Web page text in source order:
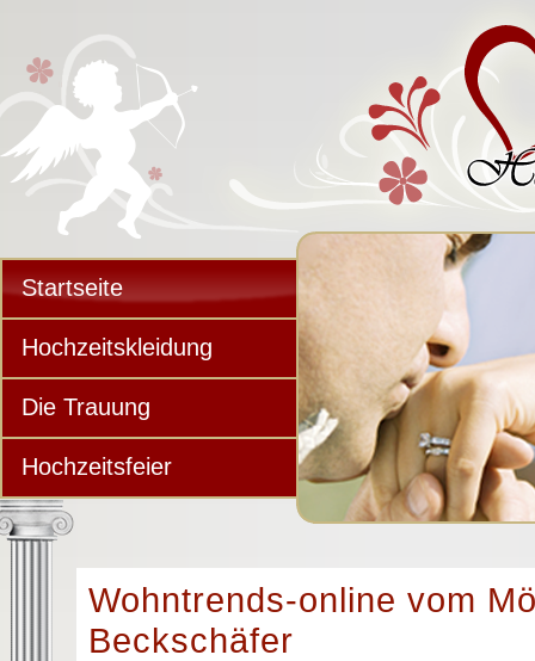
Startseite
Hochzeitskleidung
Die Trauung
Hochzeitsfeier
Wohntrends-online vom
Beckschäfer